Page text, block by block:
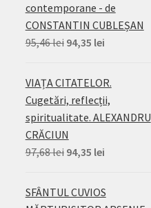
contemporane - de
CONSTANTIN CUBLEȘAN
95,46lei Prețul
a
fost:
95,46 lei.
94,35 leiPrețul
este:
94,35 lei.
VIAȚA CITATELOR.
Cugetări, reflecții,
spiritualitate. ALEXANDRU
CRĂCIUN
97,68lei Prețul
a
fost:
94,35 leiPrețul
este:
94,35 lei.
SFÂNTUL CUVIOS